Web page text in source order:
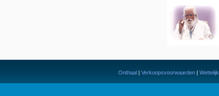
Onthaal Verkoopsvoorwaarden